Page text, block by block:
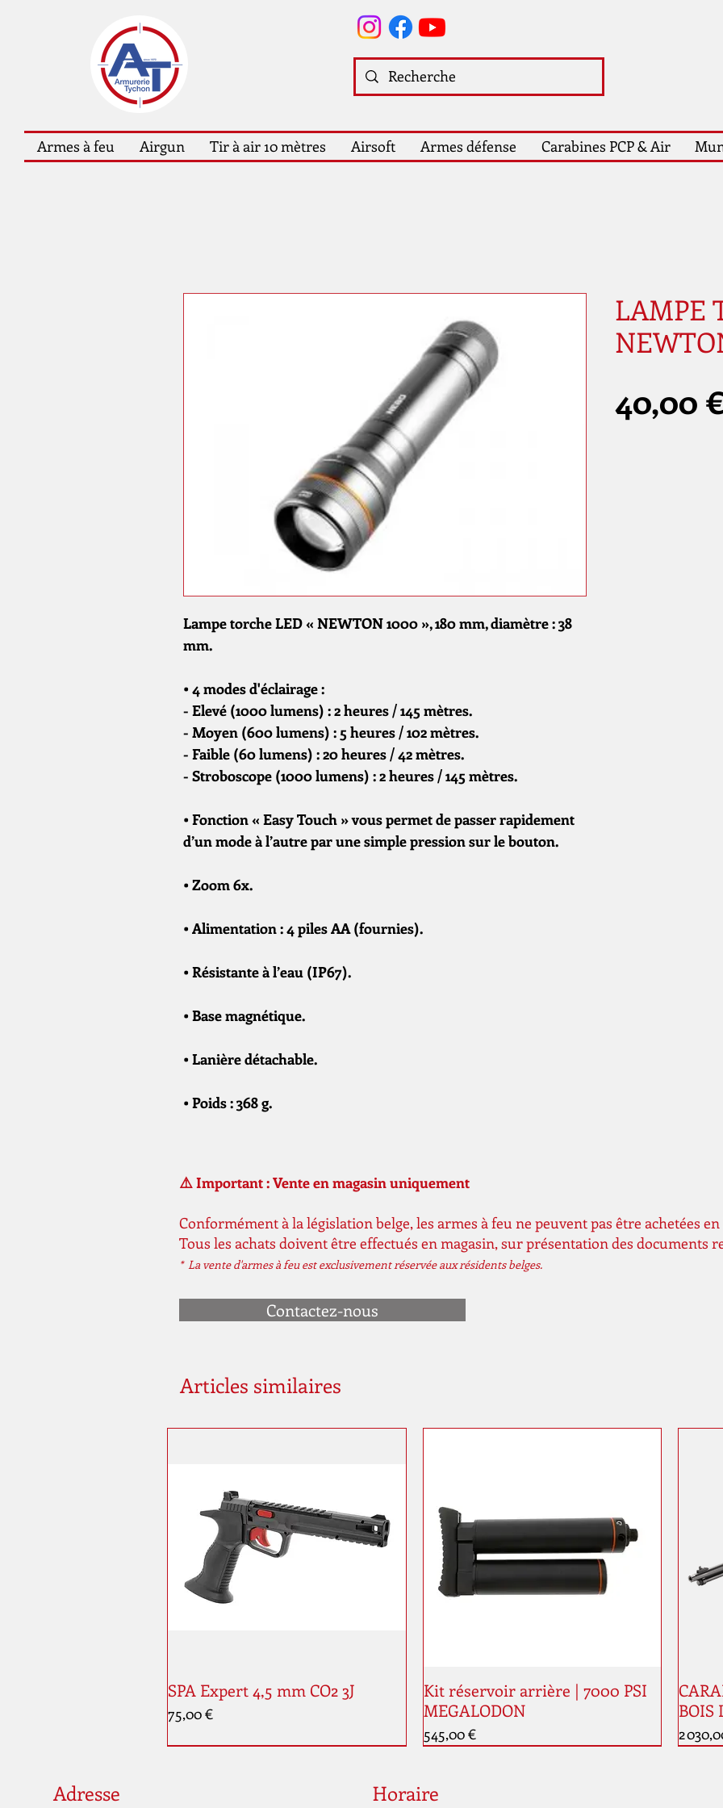
Armes à feu Airgun Tir à air 10 mètres Airsoft Armes défense Carabines PCP & Air
Lampe torche LED « NEWTON 1000 », 180 mm, diamètre : 38
mm.
• 4 modes d'éclairage :
- Elevé (1000 lumens) : 2 heures / 145 mètres.
- Moyen (600 lumens) : 5 heures / 102 mètres.
- Faible (60 lumens) : 20 heures / 42 mètres.
- Stroboscope (1000 lumens) : 2 heures / 145 mètres.
• Fonction « Easy Touch » vous permet de passer rapidement
d’un mode à l’autre par une simple pression sur le bouton.
• Zoom 6x.
• Alimentation : 4 piles AA (fournies).
• Résistante à l’eau (IP67).
• Base magnétique.
• Lanière détachable.
• Poids : 368 g.
LAMPE
40,00
⚠️ Important : Vente en magasin uniquement
Conformément à la législation belge, les armes à feu ne peuvent pas être achetées
Tous les achats doivent être effectués en magasin, sur présentation des documents
* La vente d'armes à feu est exclusivement réservée aux résidents belges.
Contactez-nous
Articles similaires
SPA Expert 4,5 mm CO2 3J
Prix
75,00 €
Kit réservoir arrière | 7000 PSI
MEGALODON
Prix
545,00 €
BOIS
Prix
2
Adresse Horaire